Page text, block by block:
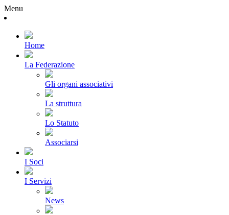
Menu
Home
La Federazione
Gli organi associativi
La struttura
Lo Statuto
Associarsi
I Soci
I Servizi
News